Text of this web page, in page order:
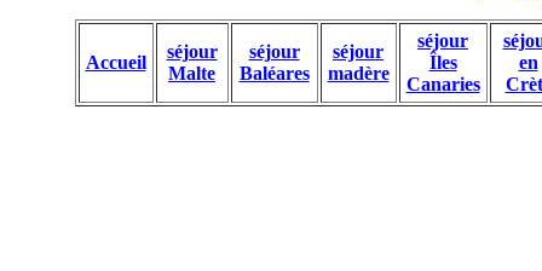
Accueil
séjour
Malte
séjour
Baléares
séjour
madère
séjour
Îles
Canaries
en